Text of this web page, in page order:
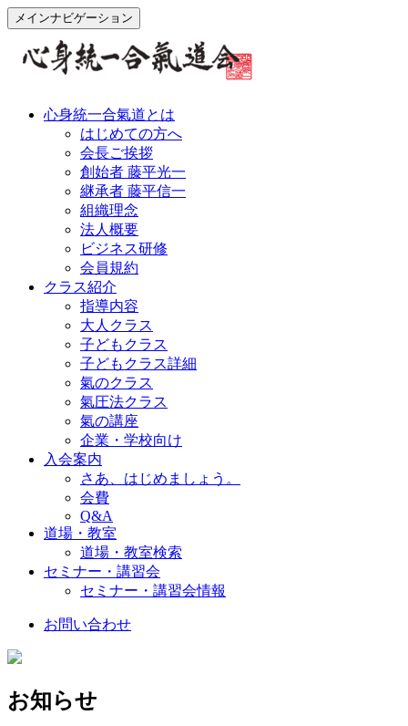
メインナビゲーション
心身統一合氣道とは
はじめての方へ
会長ご挨拶
創始者 藤平光一
継承者 藤平信一
組織理念
法人概要
ビジネス研修
会員規約
クラス紹介
指導内容
大人クラス
子どもクラス
子どもクラス詳細
氣のクラス
氣圧法クラス
氣の講座
企業・学校向け
入会案内
さあ、はじめましょう。
会費
Q&A
道場・教室
道場・教室検索
セミナー・講習会
セミナー・講習会情報
お問い合わせ
お知らせ